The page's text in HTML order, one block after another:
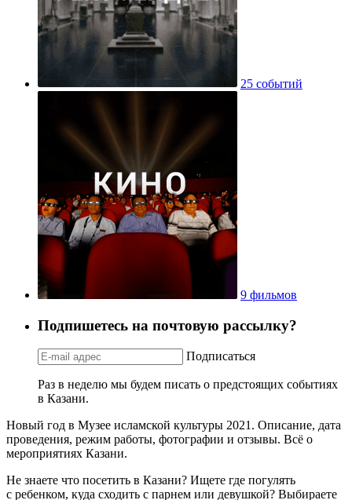
25 событий
9 фильмов
Подпишетесь на почтовую рассылку?
Подписаться
Раз в неделю мы будем писать о предстоящих событиях
в Казани.
Новый год в Музее исламской культуры 2021. Описание, дата
проведения, режим работы, фотографии и отзывы. Всё о
мероприятиях Казани.
Не знаете что посетить в Казани? Ищете где погулять
с ребенком, куда сходить с парнем или девушкой? Выбираете